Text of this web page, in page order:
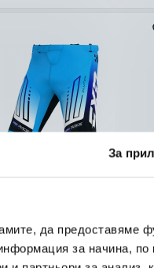
За
да предоставяме
за начина, по